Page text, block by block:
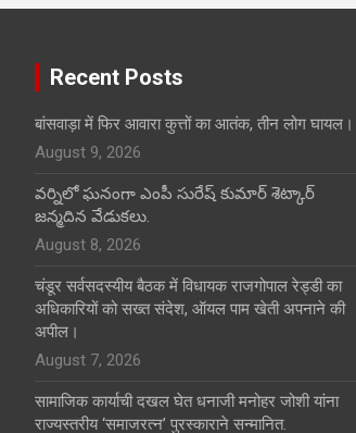
Recent Posts
बांसवाड़ा में फिर आवारा कुत्तों का आतंक, तीन लोग घायल।
August 9, 2026
వర్నిలో ఘనంగా ఎంపీ సురేష్ కుమార్ శెట్కార్
జన్మదిన వేడుకలు.
August 8, 2026
चंडूर सर्वसदस्यीय बैठक में विधायक राजगोपाल रेड्डी का
अधिकारियों को सख्त संदेश, ऑयल पाम खेती अपनाने की
अपील।
August 7, 2026
सामाजिक कार्याची दखल घेत धनाजी मनोहर जोशी यांना
राज्यस्तरीय ‘समाजरत्न’ पुरस्काराने सन्मानित.